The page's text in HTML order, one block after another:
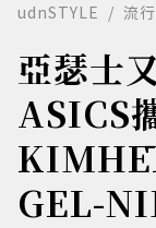
udnSTYLE 流
亞瑟士
ASICS
GEL-